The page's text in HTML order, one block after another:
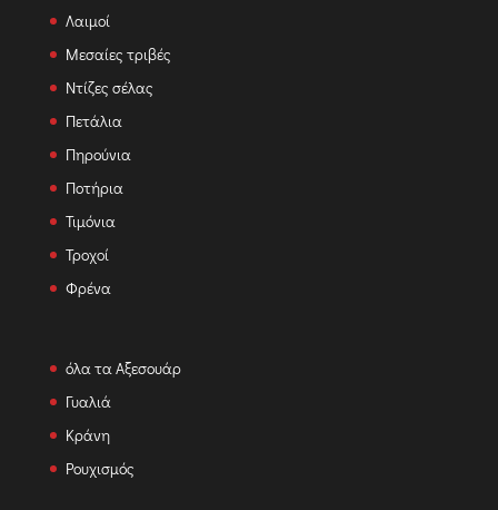
Λαιμοί
Μεσαίες τριβές
Ντίζες σέλας
Πετάλια
Πηρούνια
Ποτήρια
Τιμόνια
Τροχοί
Φρένα
όλα τα Αξεσουάρ
Γυαλιά
Κράνη
Ρουχισμός